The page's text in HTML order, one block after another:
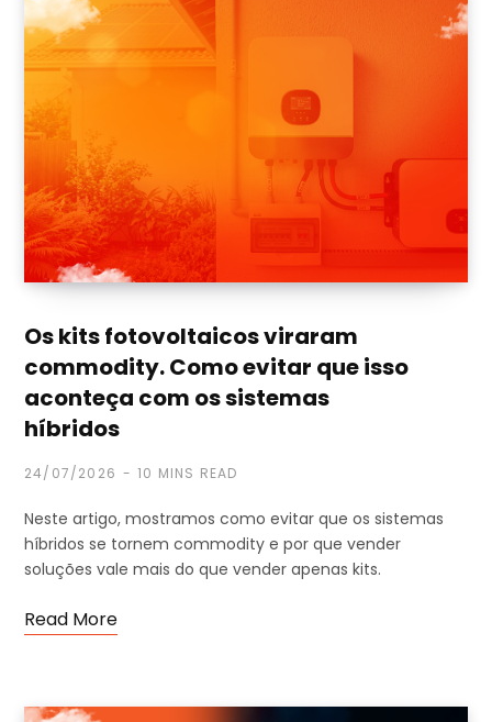
Os kits fotovoltaicos viraram
commodity. Como evitar que isso
aconteça com os sistemas
híbridos
24/07/2026 10 MINS READ
Neste artigo, mostramos como evitar que os sistemas
híbridos se tornem commodity e por que vender
soluções vale mais do que vender apenas kits.
Read More